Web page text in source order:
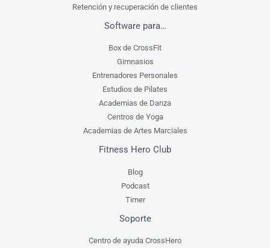
Retención y recuperación de clientes
Software para…
Box de CrossFit
Gimnasios
Entrenadores Personales
Estudios de Pilates
Academias de Danza
Centros de Yoga
Academias de Artes Marciales
Fitness Hero Club
Blog
Podcast
Timer
Soporte
Centro de ayuda CrossHero